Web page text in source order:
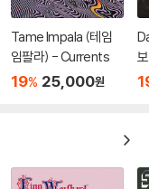
Tame Impala (테임
임팔라) - Currents
19% 25,000원